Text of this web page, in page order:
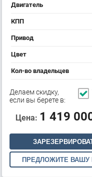
Двигатель
КПП
Привод
Цвет
Кол-во владельцев
Делаем скидку,
если вы берете в:
Цена: 1 419
ПРЕДЛОЖИТЕ ВАШУ